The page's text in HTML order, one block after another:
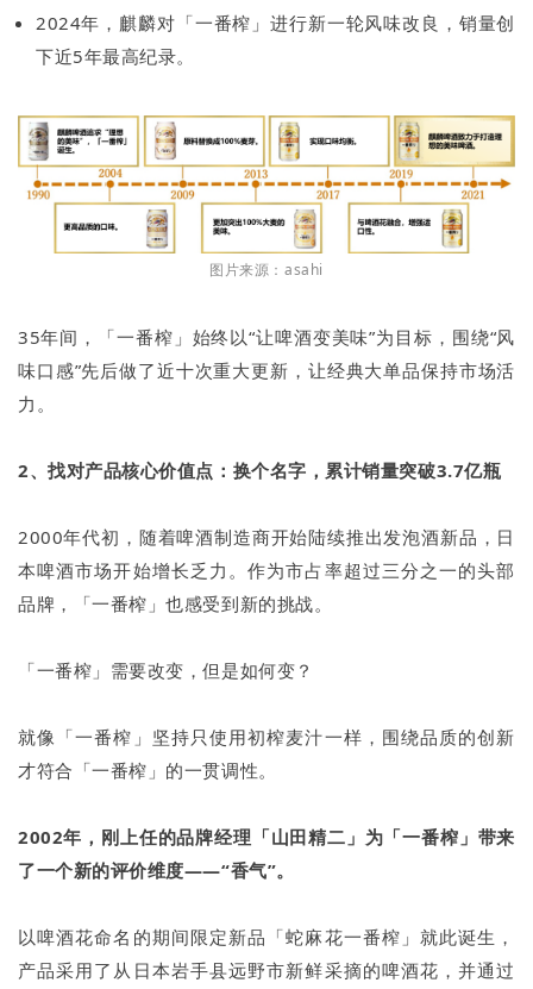
2024年，麒麟对「一番榨」进行新一轮风味改良，销量创
下近5年最高纪录。
图片来源：asahi
35年间，「一番榨」始终以“让啤酒变美味”为目标，围绕“风
味口感”先后做了近十次重大更新，让经典大单品保持市场活
力。
2、找对产品核心价值点：换个名字，累计销量突破3.7亿瓶
2000年代初，随着啤酒制造商开始陆续推出发泡酒新品，日
本啤酒市场开始增长乏力。作为市占率超过三分之一的头部
品牌，「一番榨」也感受到新的挑战。
「一番榨」需要改变，但是如何变？
就像「一番榨」坚持只使用初榨麦汁一样，围绕品质的创新
才符合「一番榨」的一贯调性。
2002年，刚上任的品牌经理「山田精二」为「一番榨」带来
了一个新的评价维度——“香气”。
以啤酒花命名的期间限定新品「蛇麻花一番榨」就此诞生，
产品采用了从日本岩手县远野市新鲜采摘的啤酒花，并通过